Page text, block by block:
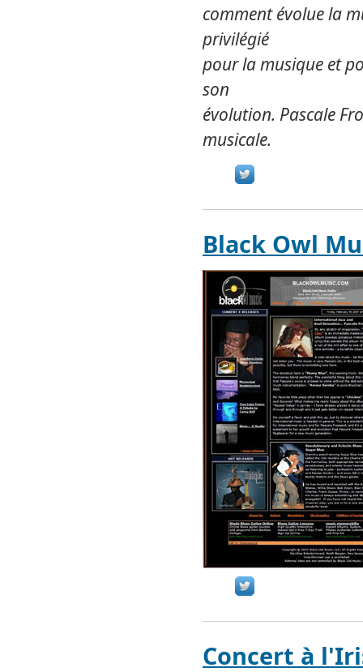
comment évolue la
privilégié
pour la musique et
son
évolution. Pascale
musicale.
Black Owl
Concert à